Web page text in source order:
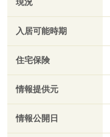
現況
入居可能時期
住宅保険
情報提供元
情報公開日